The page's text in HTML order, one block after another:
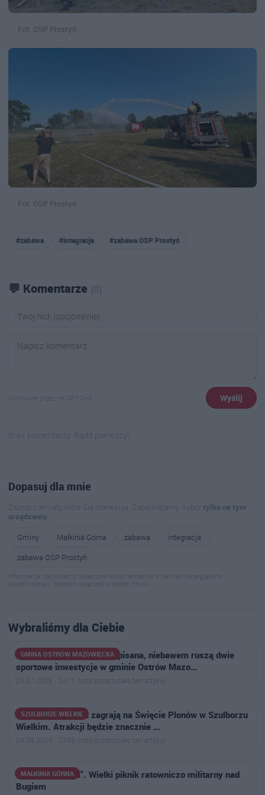
Fot. OSP Prostyń
Fot. OSP Prostyń
#zabawa #integracja #zabawa OSP Prostyń
💬 Komentarze (0)
Chronione przez reCAPTCHA Wyślij
Brak komentarzy. Bądź pierwszy!
Dopasuj dla mnie
Zaznacz tematy, które Cię interesują. Zapamiętamy wybórtylko na tym
urządzeniu.
Gminy
Małkinia Górna zabawa
integracja
zabawa OSP Prostyń
Informacja: zapisujemy wyłącznie wybór tematów w pamięci przeglądarki
(localStorage). Możesz wyłączyć w każdej chwili.
Wybraliśmy dla Ciebie
GMINA OSTRÓW MAZOWIECKA
Umowa z wykonawcą podpisana, niebawem ruszą dwie
sportowe inwestycje w gminie Ostrów Mazo…
23.07.2026 · 2411 osób przeczytało ten artykuł
SZULBORZE WIELKIE
Weekend i Roxaok zagrają na Święcie Plonów w Szulborzu
Wielkim. Atrakcji będzie znacznie …
04.08.2026 · 2398 osób przeczytało ten artykuł
MAŁKINIA GÓRNA
"Silni w jedności". Wielki piknik ratowniczo militarny nad
Bugiem